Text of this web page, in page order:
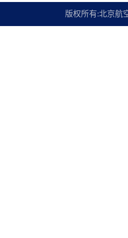
版权所有:北京航